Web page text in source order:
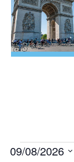
09/08/2026